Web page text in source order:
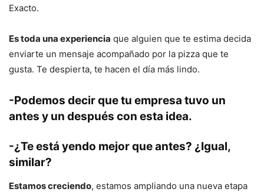
Exacto.
Es toda una experiencia que alguien que te estima decida
enviarte un mensaje acompañado por la pizza que te
gusta. Te despierta, te hacen el día más lindo.
-Podemos decir que tu empresa tuvo un
antes y un después con esta idea.
-¿Te está yendo mejor que antes? ¿Igual,
similar?
Estamos creciendo, estamos ampliando una nueva etapa